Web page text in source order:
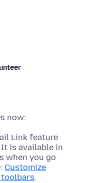
Link feature
is available in
when you go
Customize